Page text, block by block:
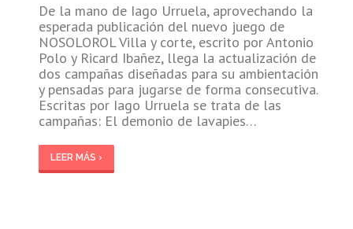
De la mano de Iago Urruela, aprovechando la
esperada publicación del nuevo juego de
NOSOLOROL Villa y corte, escrito por Antonio
Polo y Ricard Ibañez, llega la actualización de
dos campañas diseñadas para su ambientación
y pensadas para jugarse de forma consecutiva.
Escritas por Iago Urruela se trata de las
campañas: El demonio de lavapies…
LEER MÁS ›